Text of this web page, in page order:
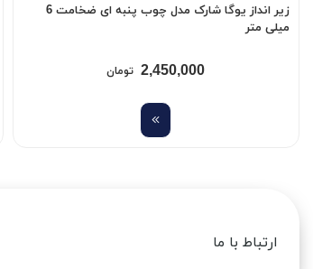
زیر انداز یوگا شارک مدل چوب پنبه ای ضخامت 6
میلی متر
2,450,000 تومان
ارتباط با ما